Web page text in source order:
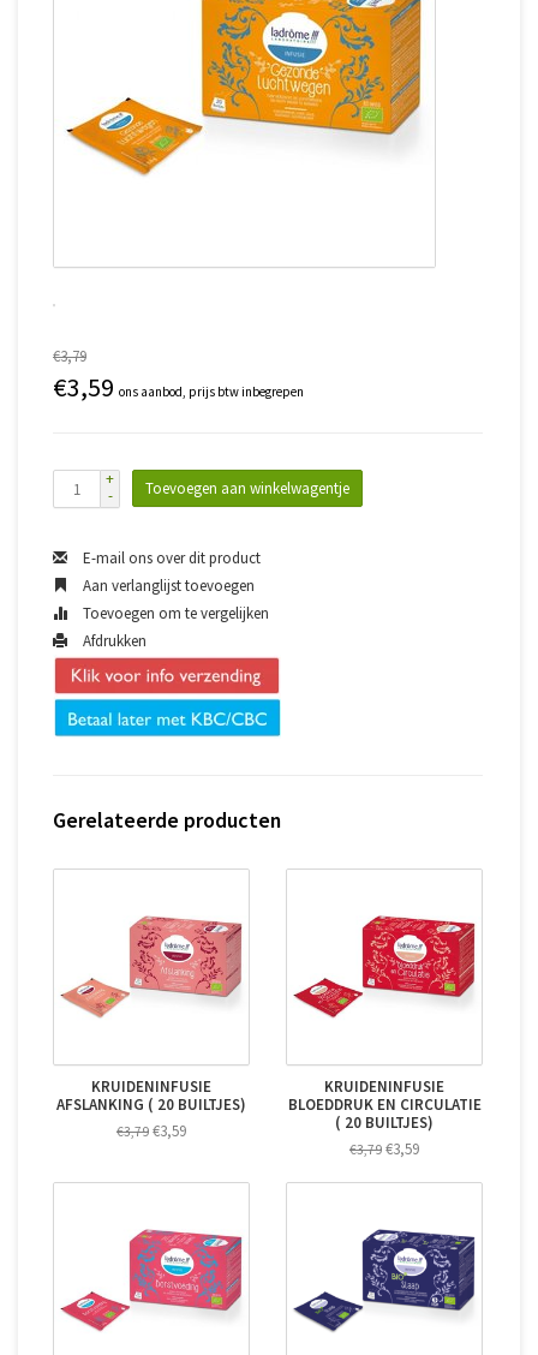
€3,79
€3,59 ons aanbod, prijs btw inbegrepen
+
-
Toevoegen aan winkelwagentje
E-mail ons over dit product
Aan verlanglijst toevoegen
Toevoegen om te vergelijken
Afdrukken
Gerelateerde producten
KRUIDENINFUSIE
AFSLANKING ( 20 BUILTJES)
€3,79 €3,59
KRUIDENINFUSIE
BLOEDDRUK EN CIRCULATIE
( 20 BUILTJES)
€3,79 €3,59